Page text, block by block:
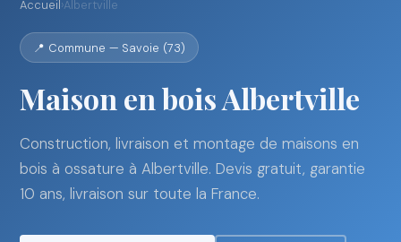
Accueil›Albertville
📍 Commune — Savoie (73)
Maison en bois Albertville
Construction, livraison et montage de maisons en
bois à ossature à Albertville. Devis gratuit, garantie
10 ans, livraison sur toute la France.